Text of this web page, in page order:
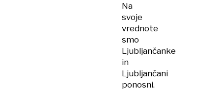
Na
svoje
vrednote
smo
Ljubljančanke
in
Ljubljančani
ponosni.